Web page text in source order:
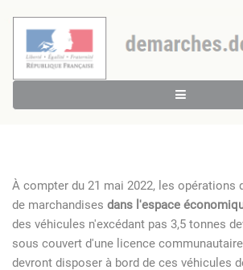
À compter du 21 mai 2022, les opérations
de marchandises dans l'espace
des véhicules n'excédant pas 3,5 tonnes
sous couvert d'une licence
devront disposer à bord de ces véhicules